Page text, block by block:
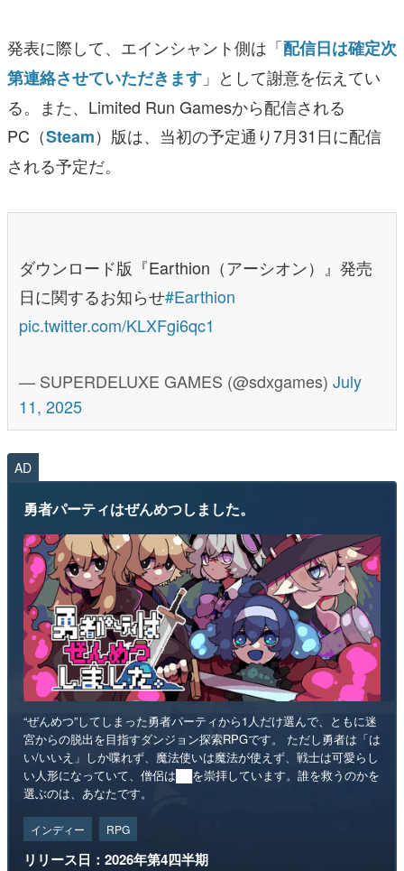
発表に際して、エインシャント側は「配信日は確定次
第連絡させていただきます 」として謝意を伝えてい
る。また、Limited Run Gamesから配信される
PC（Steam）版は、当初の予定通り7月31日に配信
される予定だ。
ダウンロード版『Earthion（アーシオン）』発売
日に関するお知らせ#Earthion
pic.twitter.com/KLXFgi6qc1
— SUPERDELUXE GAMES (@sdxgames) July
11, 2025
AD
勇者パーティはぜんめつしました。
“ぜんめつ”してしまった勇者パーティから1人だけ選んで、ともに迷
宮からの脱出を目指すダンジョン探索RPGです。 ただし勇者は「は
い/いいえ」しか喋れず、魔法使いは魔法が使えず、戦士は可愛らし
い人形になっていて、僧侶は██を崇拝しています。誰を救うのかを
選ぶのは、あなたです。
インディー RPG
リリース日：2026年第4四半期